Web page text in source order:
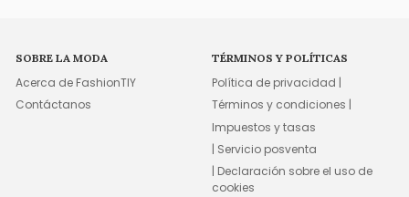
SOBRE LA MODA
Acerca de FashionTIY
Contáctanos
TÉRMINOS Y POLÍTICAS
Política de privacidad |
Términos y condiciones |
Impuestos y tasas
| Servicio posventa
| Declaración sobre el uso de
cookies